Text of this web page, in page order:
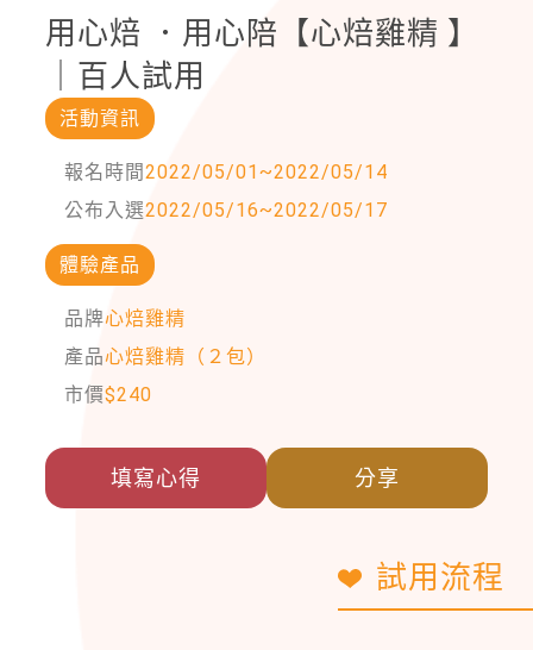
用心焙 ．用心陪【心焙雞精 】
｜百人試用
活動資訊
報名時間2022/05/01~2022/05/14
公布入選2022/05/16~2022/05/17
體驗產品
品牌心焙雞精
產品心焙雞精（２包）
市價$240
填寫心得 分享
試用流程